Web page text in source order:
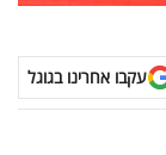
עקבו אחרינו בגוגל